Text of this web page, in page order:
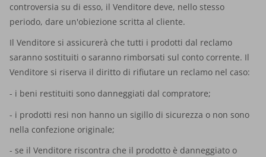
controversia su di esso, il Venditore deve, nello stesso
periodo, dare un'obiezione scritta al cliente.
Il Venditore si assicurerà che tutti i prodotti dal reclamo
saranno sostituiti o saranno rimborsati sul conto corrente. Il
Venditore si riserva il diritto di rifiutare un reclamo nel caso:
- i beni restituiti sono danneggiati dal compratore;
- i prodotti resi non hanno un sigillo di sicurezza o non sono
nella confezione originale;
- se il Venditore riscontra che il prodotto è danneggiato o